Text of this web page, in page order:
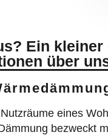
Ein
über
eines
bezweckt